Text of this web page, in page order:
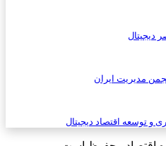
دیجیتال
مدیریت ایران
توسعه اقتصاد دیجیتال